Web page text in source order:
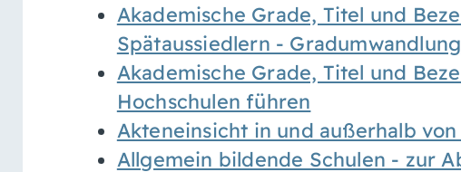
Akademische Grade, Titel und
Spätaussiedlern -
Akademische Grade, Titel und
Hochschulen führen
Akteneinsicht in und außerhalb
Allgemein bildende Schulen - zur